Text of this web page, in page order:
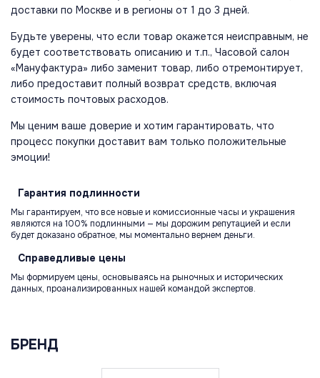
доставки по Москве и в регионы от 1 до 3 дней.
Будьте уверены, что если товар окажется неисправным, не
будет соответствовать описанию и т.п., Часовой салон
«Мануфактура» либо заменит товар, либо отремонтирует,
либо предоставит полный возврат средств, включая
стоимость почтовых расходов.
Мы ценим ваше доверие и хотим гарантировать, что
процесс покупки доставит вам только положительные
эмоции!
Гарантия подлинности
Мы гарантируем, что все новые и комиссионные часы и украшения
являются на 100% подлинными — мы дорожим репутацией и если
будет доказано обратное, мы моментально вернем деньги.
Справедливые цены
Мы формируем цены, основываясь на рыночных и исторических
данных, проанализированных нашей командой экспертов.
БРЕНД